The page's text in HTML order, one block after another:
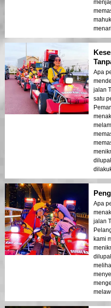
Apa
jalan
satu
Apa
jalan
kami